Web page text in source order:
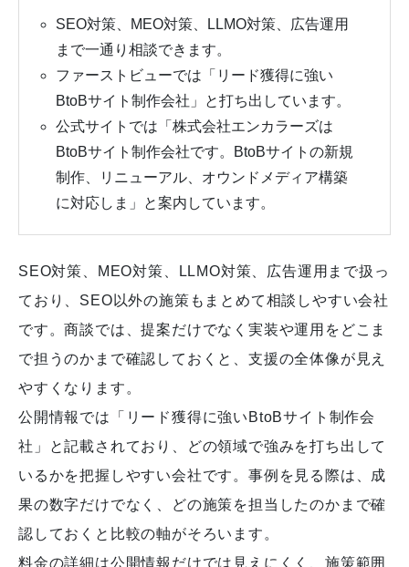
SEO対策、MEO対策、LLMO対策、広告運用
まで一通り相談できます。
ファーストビューでは「リード獲得に強い
BtoBサイト制作会社」と打ち出しています。
公式サイトでは「株式会社エンカラーズは
BtoBサイト制作会社です。BtoBサイトの新規
制作、リニューアル、オウンドメディア構築
に対応しま」と案内しています。
SEO対策、MEO対策、LLMO対策、広告運用まで扱っ
ており、SEO以外の施策もまとめて相談しやすい会社
です。商談では、提案だけでなく実装や運用をどこま
で担うのかまで確認しておくと、支援の全体像が見え
やすくなります。
公開情報では「リード獲得に強いBtoBサイト制作会
社」と記載されており、どの領域で強みを打ち出して
いるかを把握しやすい会社です。事例を見る際は、成
果の数字だけでなく、どの施策を担当したのかまで確
認しておくと比較の軸がそろいます。
料金の詳細は公開情報だけでは見えにくく、施策範囲